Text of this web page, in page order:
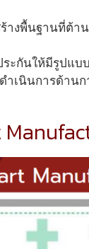
างพื้นฐานที่ต้า
ระกันให้มีรูปแ
ำเนินการด้า